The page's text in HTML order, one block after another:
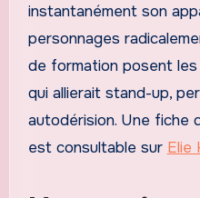
instantanément son
personnages
de formation posent
qui allierait stand-up,
autodérision. Une fiche
est consultable sur Elie